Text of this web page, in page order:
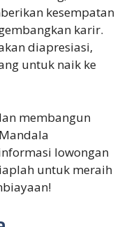
kesempatan
karir.
diapresiasi,
untuk naik ke
membangun
lowongan
untuk meraih